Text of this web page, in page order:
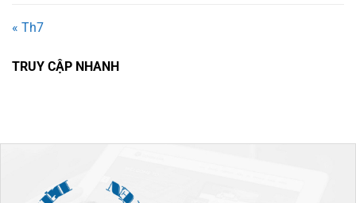
« Th7
TRUY CẬP NHANH